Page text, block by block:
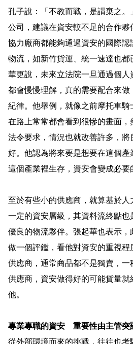
孔子說：「不教而戰，是謂棄之。
公司，建議在資安較不足的合作
協力廠商都能夠通過資安的國際
物流，如新竹貨運、統一速達也
華更說，未來立法院一旦通過個
都會慢慢理解，真的需要配合來
紀律。他舉例，就像之前摩托車
在路上常常都會看到很慘的畫面
法令要求，情況也就改善許多，
好。他認為將來要是想要在這個產
這個產業裡生存，資安會變成必要
至於有些小的供應商，就算基於人
一定的資安層級，其資料流終點
優良的物流夥伴。張起華也表示
做一個評鑑，看他對資安的重視
供應商，通常商品都不是獨賣，
供應商，資安做得好的可能貨量
他。
專業專職的資安 重要性由主管突
從外部環境而來的挑戰，往往也